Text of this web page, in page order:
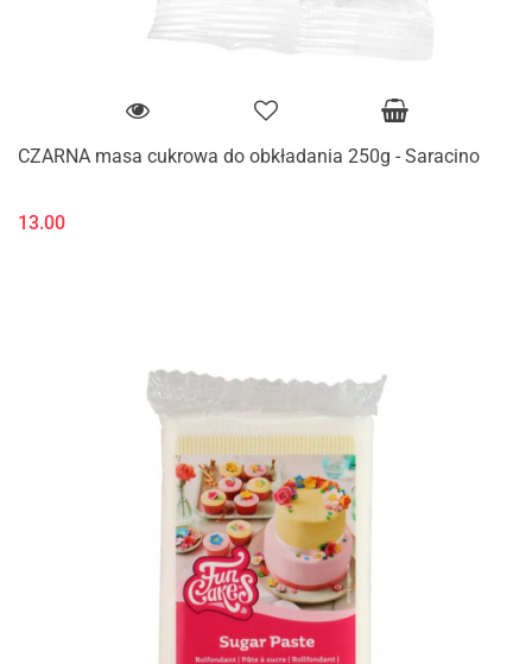
CZARNA masa cukrowa do obkładania 250g - Saracino
13.00